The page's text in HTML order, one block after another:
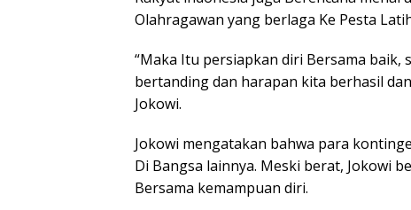
Olahragawan yang berlaga Ke Pesta
“Maka Itu persiapkan diri Bersama
bertanding dan harapan kita berhasil
Jokowi.
Jokowi mengatakan bahwa para
Di Bangsa lainnya. Meski berat, Jokowi
Bersama kemampuan diri.